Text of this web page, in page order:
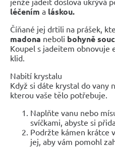
léčením a láskou.
Číňané jej drtili na prášek,
madona neboli bohyně
Koupel s jadeitem obnovuje
klid.
Nabití krystalu
Když si dáte krystal do vany
kterou vaše tělo potřebuje.
Naplňte vanu nebo
svíčkami, abyste si
Podržte kámen krátce
jej, aby vám pomohl